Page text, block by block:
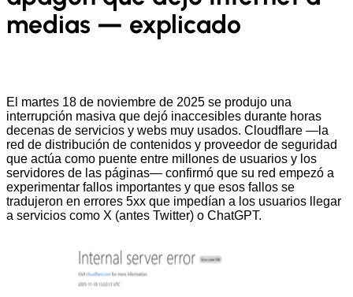
medias — explicado
El martes 18 de noviembre de 2025 se produjo una
interrupción masiva que dejó inaccesibles durante horas
decenas de servicios y webs muy usados. Cloudflare —la
red de distribución de contenidos y proveedor de seguridad
que actúa como puente entre millones de usuarios y los
servidores de las páginas— confirmó que su red empezó a
experimentar fallos importantes y que esos fallos se
tradujeron en errores 5xx que impedían a los usuarios llegar
a servicios como X (antes Twitter) o ChatGPT.